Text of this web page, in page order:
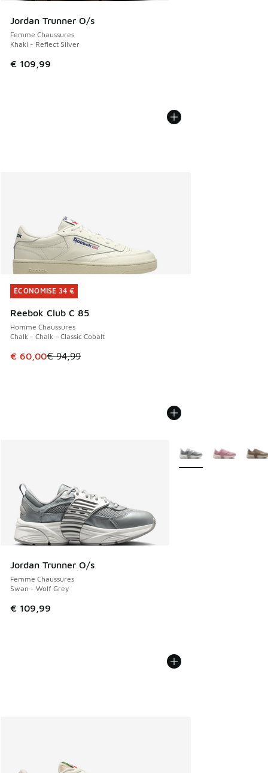
Jordan Trunner O/s
Femme Chaussures
Khaki - Reflect Silver
€ 109,99
ÉCONOMISE 34 €
Reebok Club C 85
Homme Chaussures
Chalk - Chalk - Classic Cobalt
Cet article est en promotion. Prix en baisse de € 94,99 à
€ 60,00€ 94,99
ÉCONOMISE 34 €
Jordan Trunner O/s
Femme Chaussures
Swan - Wolf Grey
€ 109,99
Plus de couleurs